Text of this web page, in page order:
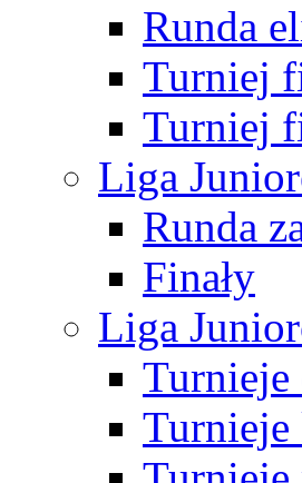
Runda
Turniej
Turniej
Liga
Runda
Finały
Liga